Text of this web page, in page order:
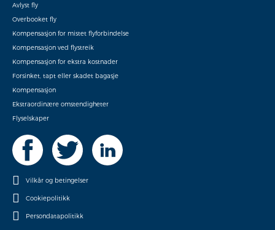
Avlyst fly
Overbooket fly
Kompensasjon for mistet flyforbindelse
Kompensasjon ved flystreik
Kompensasjon for ekstra kostnader
Forsinket, tapt eller skadet bagasje
Kompensasjon
Ekstraordinære omstendigheter
Flyselskaper
Vilkår og betingelser
Cookiepolitikk
Persondatapolitikk